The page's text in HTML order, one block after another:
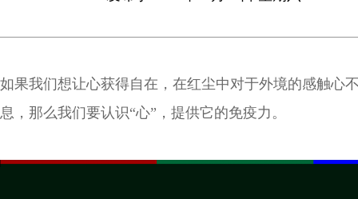
如果我们想让心获得自在，在红尘中对于外境的感触心
息，那么我们要认识“心”，提供它的免疫力。